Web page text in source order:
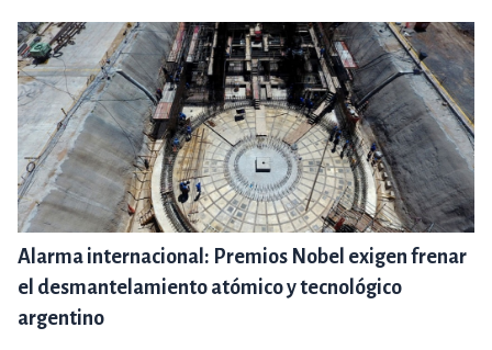
Alarma internacional: Premios Nobel exigen frenar
el desmantelamiento atómico y tecnológico
argentino